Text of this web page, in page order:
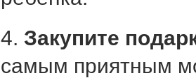
4. Закупите
самым приятным